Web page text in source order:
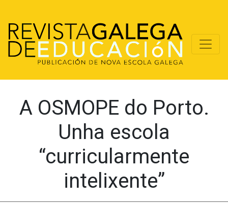
A OSMOPE do Porto.
Unha escola
“curricularmente
intelixente”